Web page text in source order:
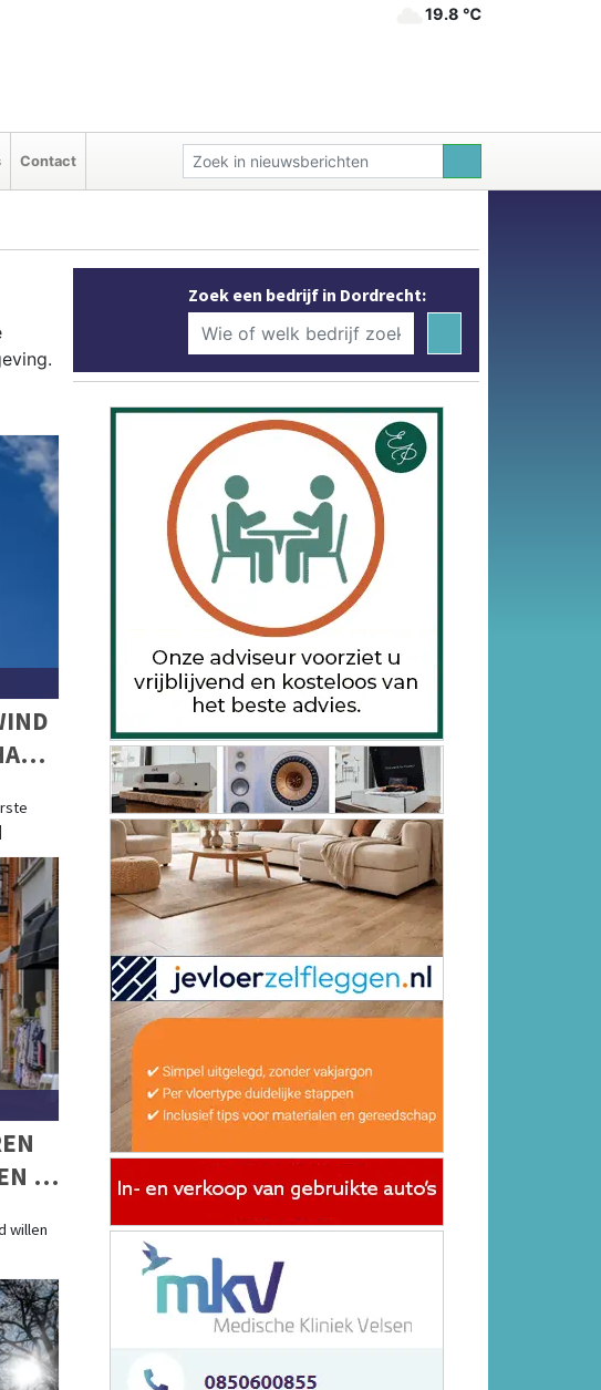
19.8 ℃
Contact
en
IN
willen
Zoek een bedrijf in Dordrecht: